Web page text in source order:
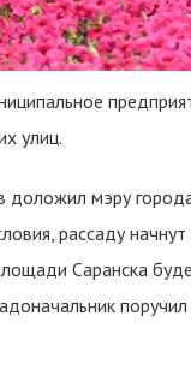
улиц.
мэру
рассаду
Саранска
поручил